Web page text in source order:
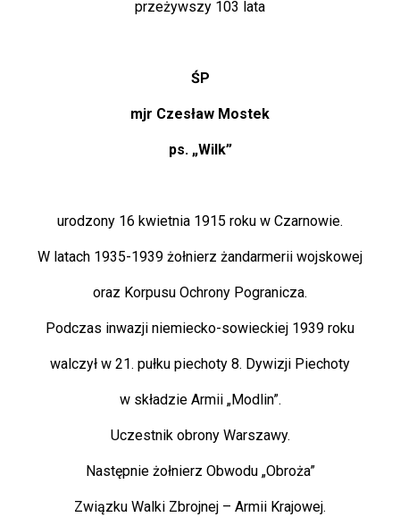
przeżywszy 103 lata
ŚP
mjr Czesław Mostek
ps. „Wilk”
urodzony 16 kwietnia 1915 roku w Czarnowie.
W latach 1935-1939 żołnierz żandarmerii wojskowej
oraz Korpusu Ochrony Pogranicza.
Podczas inwazji niemiecko-sowieckiej 1939 roku
walczył w 21. pułku piechoty 8. Dywizji Piechoty
w składzie Armii „Modlin”.
Uczestnik obrony Warszawy.
Następnie żołnierz Obwodu „Obroża”
Związku Walki Zbrojnej – Armii Krajowej.